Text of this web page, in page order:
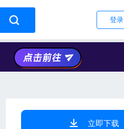
登录
立即下载